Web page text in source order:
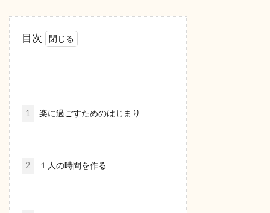
目次
1 楽に過ごすためのはじまり
2 １人の時間を作る